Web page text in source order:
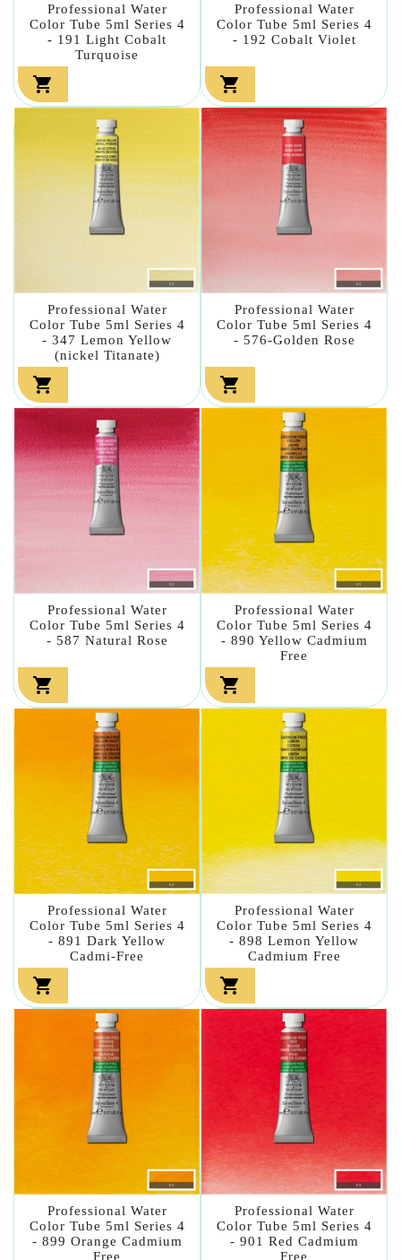
Professional Water
Color Tube 5ml Series 4
- 191 Light Cobalt
Turquoise

Professional Water
Color Tube 5ml Series 4
- 192 Cobalt Violet

Professional Water
Color Tube 5ml Series 4
- 347 Lemon Yellow
(nickel Titanate)

Professional Water
Color Tube 5ml Series 4
- 576-Golden Rose

Professional Water
Color Tube 5ml Series 4
- 587 Natural Rose

Professional Water
Color Tube 5ml Series 4
- 890 Yellow Cadmium
Free

Professional Water
Color Tube 5ml Series 4
- 891 Dark Yellow
Cadmi-Free

Professional Water
Color Tube 5ml Series 4
- 898 Lemon Yellow
Cadmium Free

Professional Water
Color Tube 5ml Series 4
- 899 Orange Cadmium
Free
Professional Water
Color Tube 5ml Series 4
- 901 Red Cadmium
Free